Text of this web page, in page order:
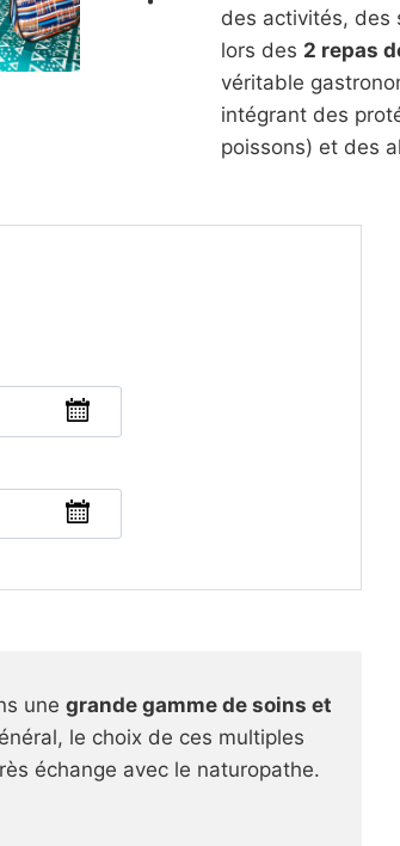
des activités, des
lors des 2 repas
véritable
intégrant des
poissons) et des
une grande gamme de soins et
le choix de ces multiples
échange avec le naturopathe.